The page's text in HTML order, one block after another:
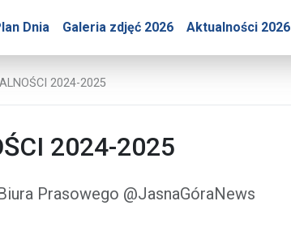
Dnia Galeria zdjęć 2026 Aktualności 2026
2024-2025
Jasnej Góry
2024-2025
2024-2025
Prasowego @JasnaGóraNews